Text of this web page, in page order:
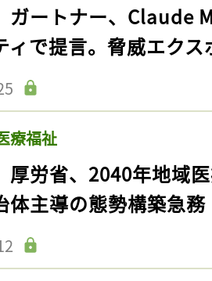
ガートナー、Claude
ィで提言。脅威エク
療福祉
厚労省、2040年地域
体主導の態勢構築急務